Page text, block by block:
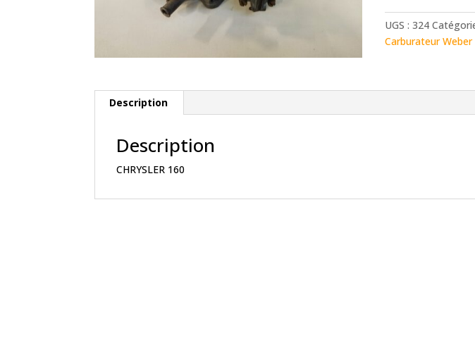
8
UGS :324
Carburateur
Description
Description
CHRYSLER 160